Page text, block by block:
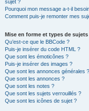
sujet ?
Pourquoi mon message a-t-il
Comment puis-je remonter mes
Mise en forme et types de sujets
Qu’est-ce que le BBCode ?
Puis-je insérer du code HTML ?
Que sont les émoticônes ?
Puis-je insérer des images ?
Que sont les annonces générales ?
Que sont les annonces ?
Que sont les notes ?
Que sont les sujets verrouillés ?
Que sont les icônes de sujet ?